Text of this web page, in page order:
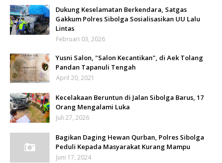
Dukung Keselamatan Berkendara, Satgas
Gakkum Polres Sibolga Sosialisasikan UU Lalu
Lintas
Februari 03, 2026
Yusni Salon, "Salon Kecantikan", di Aek Tolang
Pandan Tapanuli Tengah
April 20, 2021
Kecelakaan Beruntun di Jalan Sibolga Barus, 17
Orang Mengalami Luka
Juli 27, 2026
Bagikan Daging Hewan Qurban, Polres Sibolga
Peduli Kepada Masyarakat Kurang Mampu
Juni 17, 2024